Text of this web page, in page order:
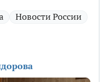
Новости России